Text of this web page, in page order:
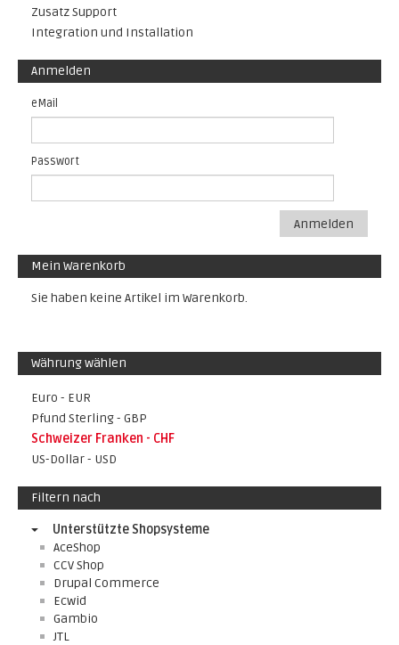
Zusatz Support
Integration und Installation
Anmelden
eMail
Passwort
Anmelden
Mein Warenkorb
Sie haben keine Artikel im Warenkorb.
Währung wählen
Euro - EUR
Pfund Sterling - GBP
Schweizer Franken - CHF
US-Dollar - USD
Filtern nach
Unterstützte Shopsysteme
AceShop
CCV Shop
Drupal Commerce
Ecwid
Gambio
JTL